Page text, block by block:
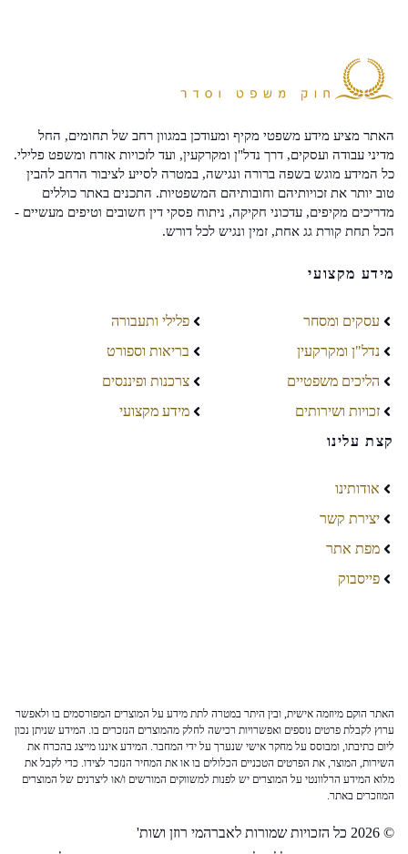
האתר מציע מידע משפטי מקיף ומעודכן במגוון רחב של תחומים, החל
מדיני עבודה ועסקים, דרך נדל"ן ומקרקעין, ועד לזכויות אזרח ומשפט פלילי.
כל המידע מוגש בשפה ברורה ונגישה, במטרה לסייע לציבור הרחב להבין
טוב יותר את זכויותיהם וחובותיהם המשפטיות. התכנים באתר כוללים
מדריכים מקיפים, עדכוני חקיקה, ניתוח פסקי דין חשובים וטיפים מעשיים -
הכל תחת קורת גג אחת, זמין ונגיש לכל דורש.
מידע מקצועי
עסקים ומסחר
נדל"ן ומקרקעין
הליכים משפטיים
זכויות ושירותים
פלילי ותעבורה
בריאות וספורט
צרכנות ופיננסים
מידע מקצועי
קצת עלינו
אודותינו
יצירת קשר
מפת אתר
פייסבוק
האתר הוקם מיוזמה אישית, ובין היתר במטרה לתת מידע על המוצרים המפורסמים בו ולאפשר
ערוץ לקבלת פרטים נוספים ואפשרויות רכישה לחלק מהמוצרים הנזכרים בו. המידע שניתן נכון
ליום כתיבתו, ומבוסס על מחקר אישי שנערך על ידי המחבר. המידע איננו מייצג בהכרח את
השירות, המוצר, את הפרטים הטכניים הכלולים בו או את המחיר הנזכר לצידו. כדי לקבל את
מלוא המידע הרלוונטי על המוצרים יש לפנות למשווקים המורשים ו/או ליצרנים של המוצרים
המוזכרים באתר.
© 2026 כל הזכויות שמורות לאברהמי רוזן ושות'